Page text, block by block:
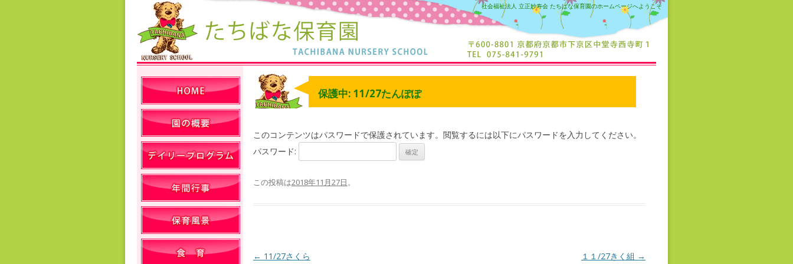
社会福祉法人 立正妙寿会 たちばな保育園のホームページへようこそ
保護中: 11/27たんぽぽ
このコンテンツはパスワードで保護されています。閲覧するには以下にパスワードを入力してください。
パスワード:
この投稿は2018年11月27日。
← 11/27さくら １１/27きく組 →